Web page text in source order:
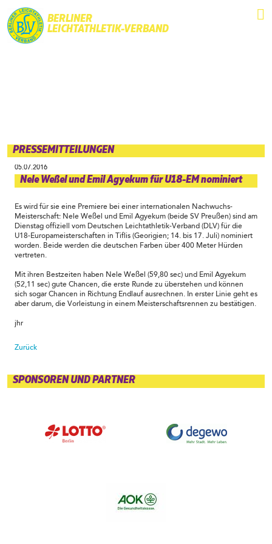
BERLINER
LEICHTATHLETIK-VERBAND
PRESSEMITTEILUNGEN
05.07.2016
Nele Weßel und Emil Agyekum für U18-EM nominiert
Es wird für sie eine Premiere bei einer internationalen Nachwuchs-
Meisterschaft: Nele Weßel und Emil Agyekum (beide SV Preußen) sind am
Dienstag offiziell vom Deutschen Leichtathletik-Verband (DLV) für die
U18-Europameisterschaften in Tiflis (Georigien; 14. bis 17. Juli) nominiert
worden. Beide werden die deutschen Farben über 400 Meter Hürden
vertreten.
Mit ihren Bestzeiten haben Nele Weßel (59,80 sec) und Emil Agyekum
(52,11 sec) gute Chancen, die erste Runde zu überstehen und können
sich sogar Chancen in Richtung Endlauf ausrechnen. In erster Linie geht es
aber darum, die Vorleistung in einem Meisterschaftsrennen zu bestätigen.
jhr
Zurück
SPONSOREN UND PARTNER